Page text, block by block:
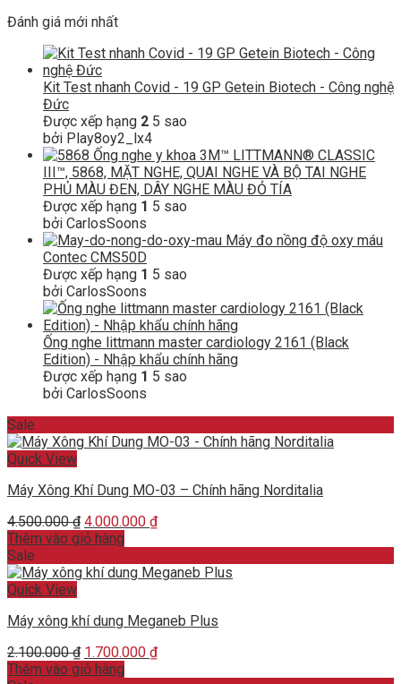
Đánh giá mới nhất
Kit Test nhanh Covid - 19 GP Getein Biotech - Công nghệ
Đức
Được xếp hạng 2 5 sao
bởi Play8oy2_lx4
Ống nghe y khoa 3M™ LITTMANN® CLASSIC
III™, 5868, MẶT NGHE, QUAI NGHE VÀ BỘ TAI NGHE
PHỦ MÀU ĐEN, DÂY NGHE MÀU ĐỎ TÍA
Được xếp hạng 1 5 sao
bởi CarlosSoons
Máy đo nồng độ oxy máu
Contec CMS50D
Được xếp hạng 1 5 sao
bởi CarlosSoons
Ống nghe littmann master cardiology 2161 (Black
Edition) - Nhập khẩu chính hãng
Được xếp hạng 1 5 sao
bởi CarlosSoons
Sale
Quick View
Máy Xông Khí Dung MO-03 – Chính hãng Norditalia
4.500.000₫ Original
price
4.500.000 ₫.
4.000.000 ₫Current
4.000.000 ₫.
Thêm vào giỏ hàng
Sale
Quick View
Máy xông khí dung Meganeb Plus
2.100.000₫ Original
price
1.700.000 ₫Current
Thêm vào giỏ hàng